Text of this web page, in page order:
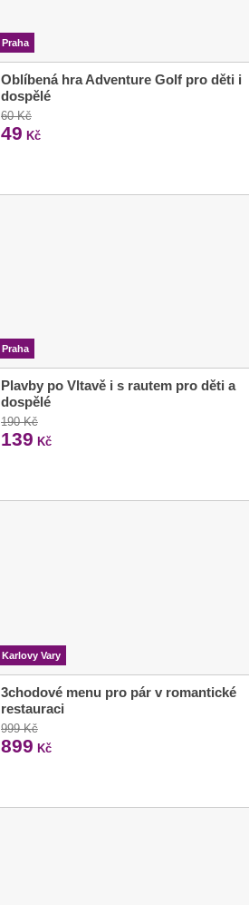
Praha
Oblíbená hra Adventure Golf pro děti i
dospělé
60 Kč
49 Kč
Praha
Plavby po Vltavě i s rautem pro děti a
dospělé
190 Kč
139 Kč
Karlovy Vary
3chodové menu pro pár v romantické
restauraci
999 Kč
899 Kč